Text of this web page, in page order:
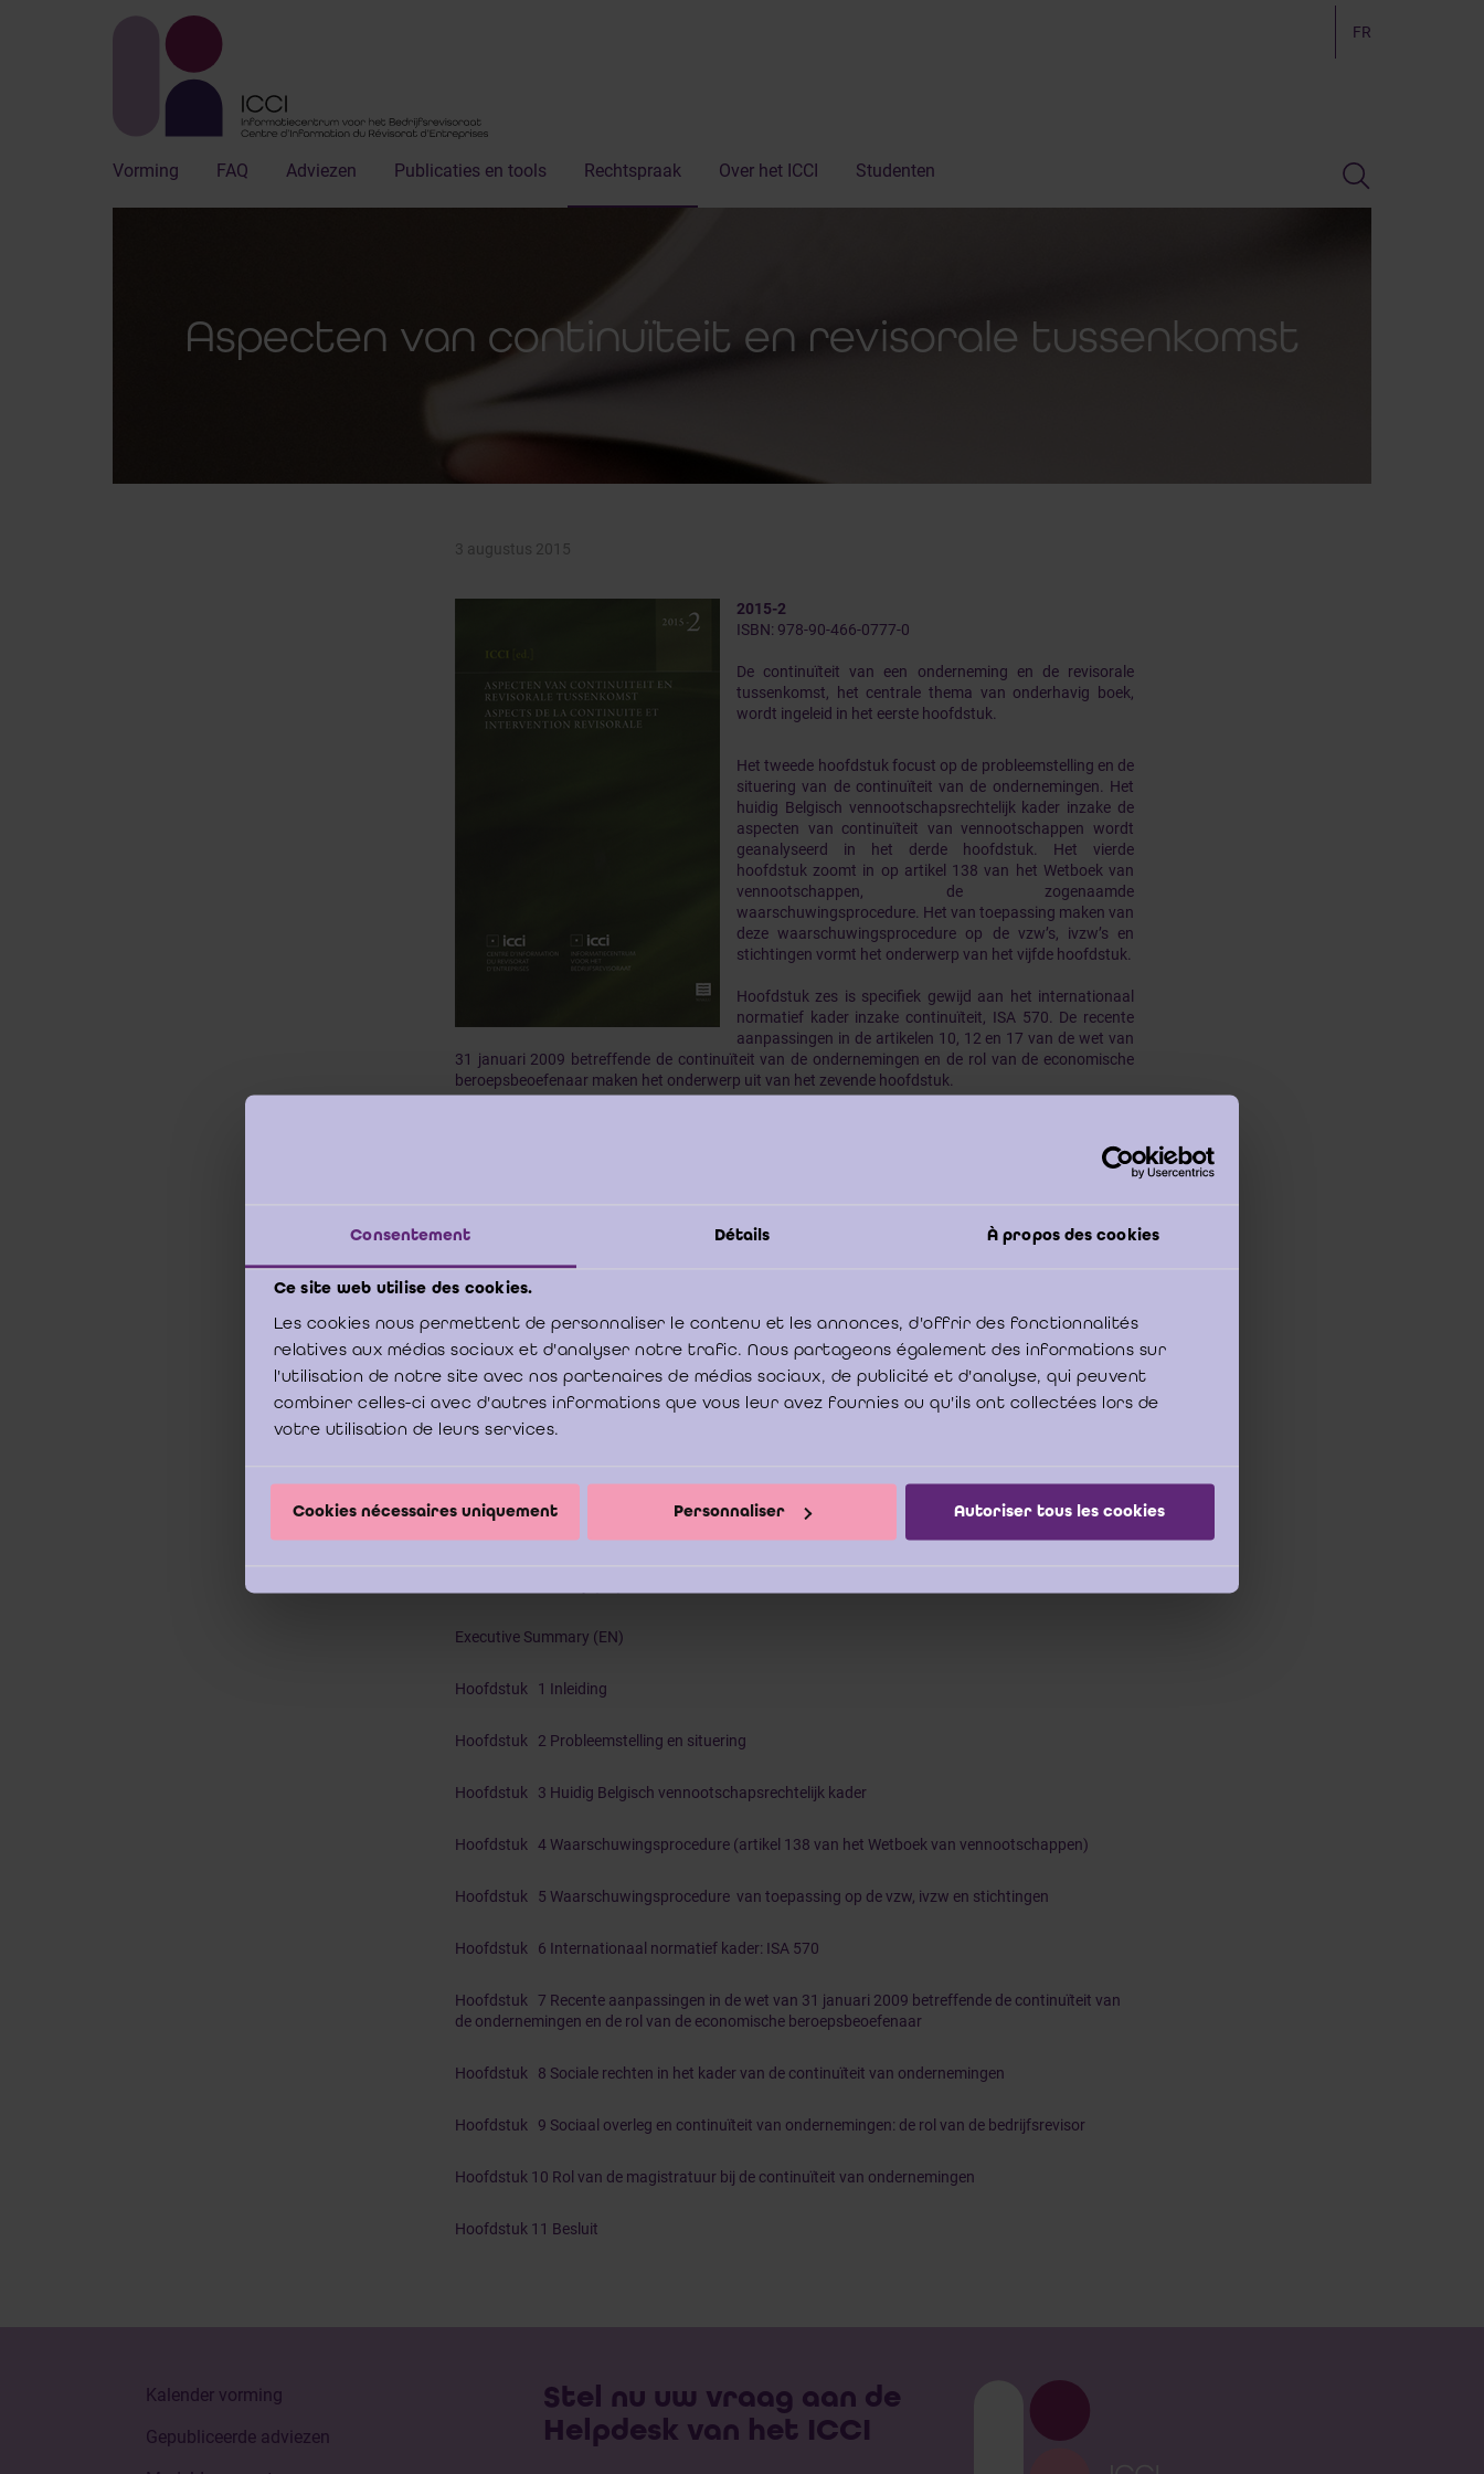
Consentement Détails À propos des cookies
Ce site web utilise des cookies.
Les cookies nous permettent de personnaliser le contenu et les annonces, d'offrir des fonctionnalités
relatives aux médias sociaux et d'analyser notre trafic. Nous partageons également des informations sur
l'utilisation de notre site avec nos partenaires de médias sociaux, de publicité et d'analyse, qui peuvent
combiner celles-ci avec d'autres informations que vous leur avez fournies ou qu'ils ont collectées lors de
votre utilisation de leurs services.
Cookies nécessaires uniquement Personnaliser Autoriser tous les cookies
FR
Vorming FAQ Adviezen Publicaties en tools Rechtspraak Over het ICCI Studenten
Aspecten van continuïteit en revisorale tussenkomst
3 augustus 2015
2015-2
ISBN: 978-90-466-0777-0
De continuïteit van een onderneming en de revisorale
tussenkomst, het centrale thema van onderhavig boek,
wordt ingeleid in het eerste hoofdstuk.
Het tweede hoofdstuk focust op de probleemstelling en de
situering van de continuïteit van de ondernemingen. Het
huidig Belgisch vennootschapsrechtelijk kader inzake de
aspecten van continuïteit van vennootschappen wordt
geanalyseerd in het derde hoofdstuk. Het vierde
hoofdstuk zoomt in op artikel 138 van het Wetboek van
vennootschappen, de zogenaamde
waarschuwingsprocedure. Het van toepassing maken van
deze waarschuwingsprocedure op de vzw’s, ivzw’s en
stichtingen vormt het onderwerp van het vijfde hoofdstuk.
Hoofdstuk zes is specifiek gewijd aan het internationaal
normatief kader inzake continuïteit, ISA 570. De recente
aanpassingen in de artikelen 10, 12 en 17 van de wet van
31 januari 2009 betreffende de continuïteit van de ondernemingen en de rol van de economische
beroepsbeoefenaar maken het onderwerp uit van het zevende hoofdstuk.
sociaal overleg, de continuïteit van ondernemingen en de rol van de bedrijfsrevisor vormt het
onderwerp van het negende hoofdstuk. Hoofdstuk tien behelst de rol van de magistratuur bij de
discontinuïteit.
Online bestellen
Download PDF
Inhoudstafel
Woord vooraf
Executive Summary (EN)
Hoofdstuk 1 Inleiding
Hoofdstuk 2 Probleemstelling en situering
Hoofdstuk 3 Huidig Belgisch vennootschapsrechtelijk kader
Hoofdstuk 4 Waarschuwingsprocedure (artikel 138 van het Wetboek van vennootschappen)
Hoofdstuk 5 Waarschuwingsprocedure van toepassing op de vzw, ivzw en stichtingen
Hoofdstuk 6 Internationaal normatief kader: ISA 570
Hoofdstuk 7 Recente aanpassingen in de wet van 31 januari 2009 betreffende de continuïteit van
de ondernemingen en de rol van de economische beroepsbeoefenaar
Hoofdstuk 8 Sociale rechten in het kader van de continuïteit van ondernemingen
Hoofdstuk 9 Sociaal overleg en continuïteit van ondernemingen: de rol van de bedrijfsrevisor
Hoofdstuk 10 Rol van de magistratuur bij de continuïteit van ondernemingen
Hoofdstuk 11 Besluit
Kalender vorming
Gepubliceerde adviezen
Stel nu uw vraag aan de
Helpdesk van het ICCI